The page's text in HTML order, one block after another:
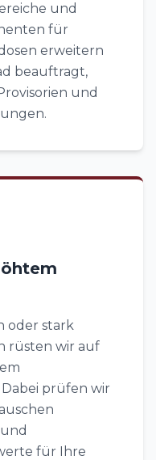
und
für
erweitern
beauftragt,
und
oder stark
rüsten wir auf
prüfen wir
für Ihre